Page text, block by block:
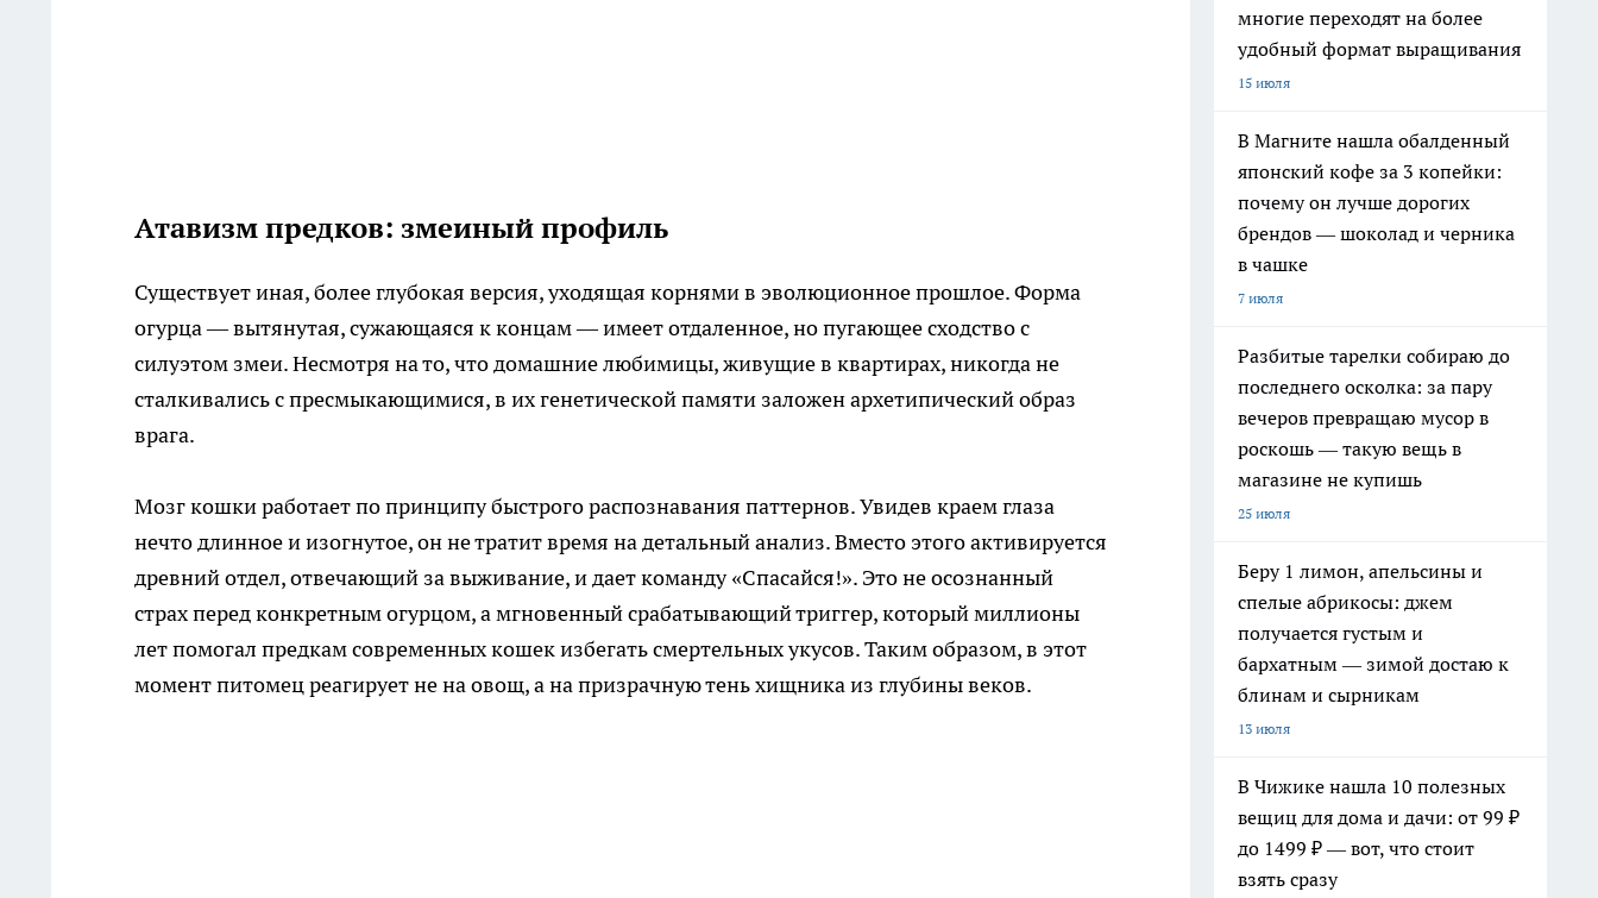
Атавизм предков: змеиный профиль
Существует иная, более глубокая версия, уходящая корнями в эволюционное прошлое. Форма
огурца — вытянутая, сужающаяся к концам — имеет отдаленное, но пугающее сходство с
силуэтом змеи. Несмотря на то, что домашние любимицы, живущие в квартирах, никогда не
сталкивались с пресмыкающимися, в их генетической памяти заложен архетипический образ
врага.
Мозг кошки работает по принципу быстрого распознавания паттернов. Увидев краем глаза
нечто длинное и изогнутое, он не тратит время на детальный анализ. Вместо этого активируется
древний отдел, отвечающий за выживание, и дает команду «Спасайся!». Это не осознанный
страх перед конкретным огурцом, а мгновенный срабатывающий триггер, который миллионы
лет помогал предкам современных кошек избегать смертельных укусов. Таким образом, в этот
момент питомец реагирует не на овощ, а на призрачную тень хищника из глубины веков.
многие переходят на более
удобный формат выращивания
15 июля
В Магните нашла обалденный
японский кофе за 3 копейки:
почему он лучше дорогих
брендов — шоколад и черника
в чашке
7 июля
Разбитые тарелки собираю до
последнего осколка: за пару
вечеров превращаю мусор в
роскошь — такую вещь в
магазине не купишь
25 июля
Беру 1 лимон, апельсины и
спелые абрикосы: джем
получается густым и
бархатным — зимой достаю к
блинам и сырникам
13 июля
В Чижике нашла 10 полезных
вещиц для дома и дачи: от 99 ₽
до 1499 ₽ — вот, что стоит
взять сразу